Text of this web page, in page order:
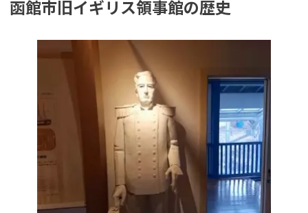
函館市旧イギリス領事館の歴史